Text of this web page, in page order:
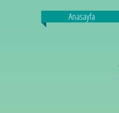
Anasayfa